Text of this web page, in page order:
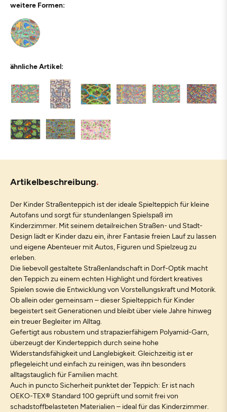
weitere Formen:
ähnliche Artikel:
Artikelbeschreibung
Der Kinder Straßenteppich ist der ideale Spielteppich für kleine
Autofans und sorgt für stundenlangen Spielspaß im
Kinderzimmer. Mit seinem detailreichen Straßen- und Stadt-
Design lädt er Kinder dazu ein, ihrer Fantasie freien Lauf zu lassen
und eigene Abenteuer mit Autos, Figuren und Spielzeug zu
erleben.
Die liebevoll gestaltete Straßenlandschaft in Dorf-Optik macht
den Teppich zu einem echten Highlight und fördert kreatives
Spielen sowie die Entwicklung von Vorstellungskraft und Motorik.
Ob allein oder gemeinsam – dieser Spielteppich für Kinder
begeistert seit Generationen und bleibt über viele Jahre hinweg
ein treuer Begleiter im Alltag.
Gefertigt aus robustem und strapazierfähigem Polyamid-Garn,
überzeugt der Kinderteppich durch seine hohe
Widerstandsfähigkeit und Langlebigkeit. Gleichzeitig ist er
pflegeleicht und einfach zu reinigen, was ihn besonders
alltagstauglich für Familien macht.
Auch in puncto Sicherheit punktet der Teppich: Er ist nach
OEKO-TEX® Standard 100 geprüft und somit frei von
schadstoffbelasteten Materialien – ideal für das Kinderzimmer.